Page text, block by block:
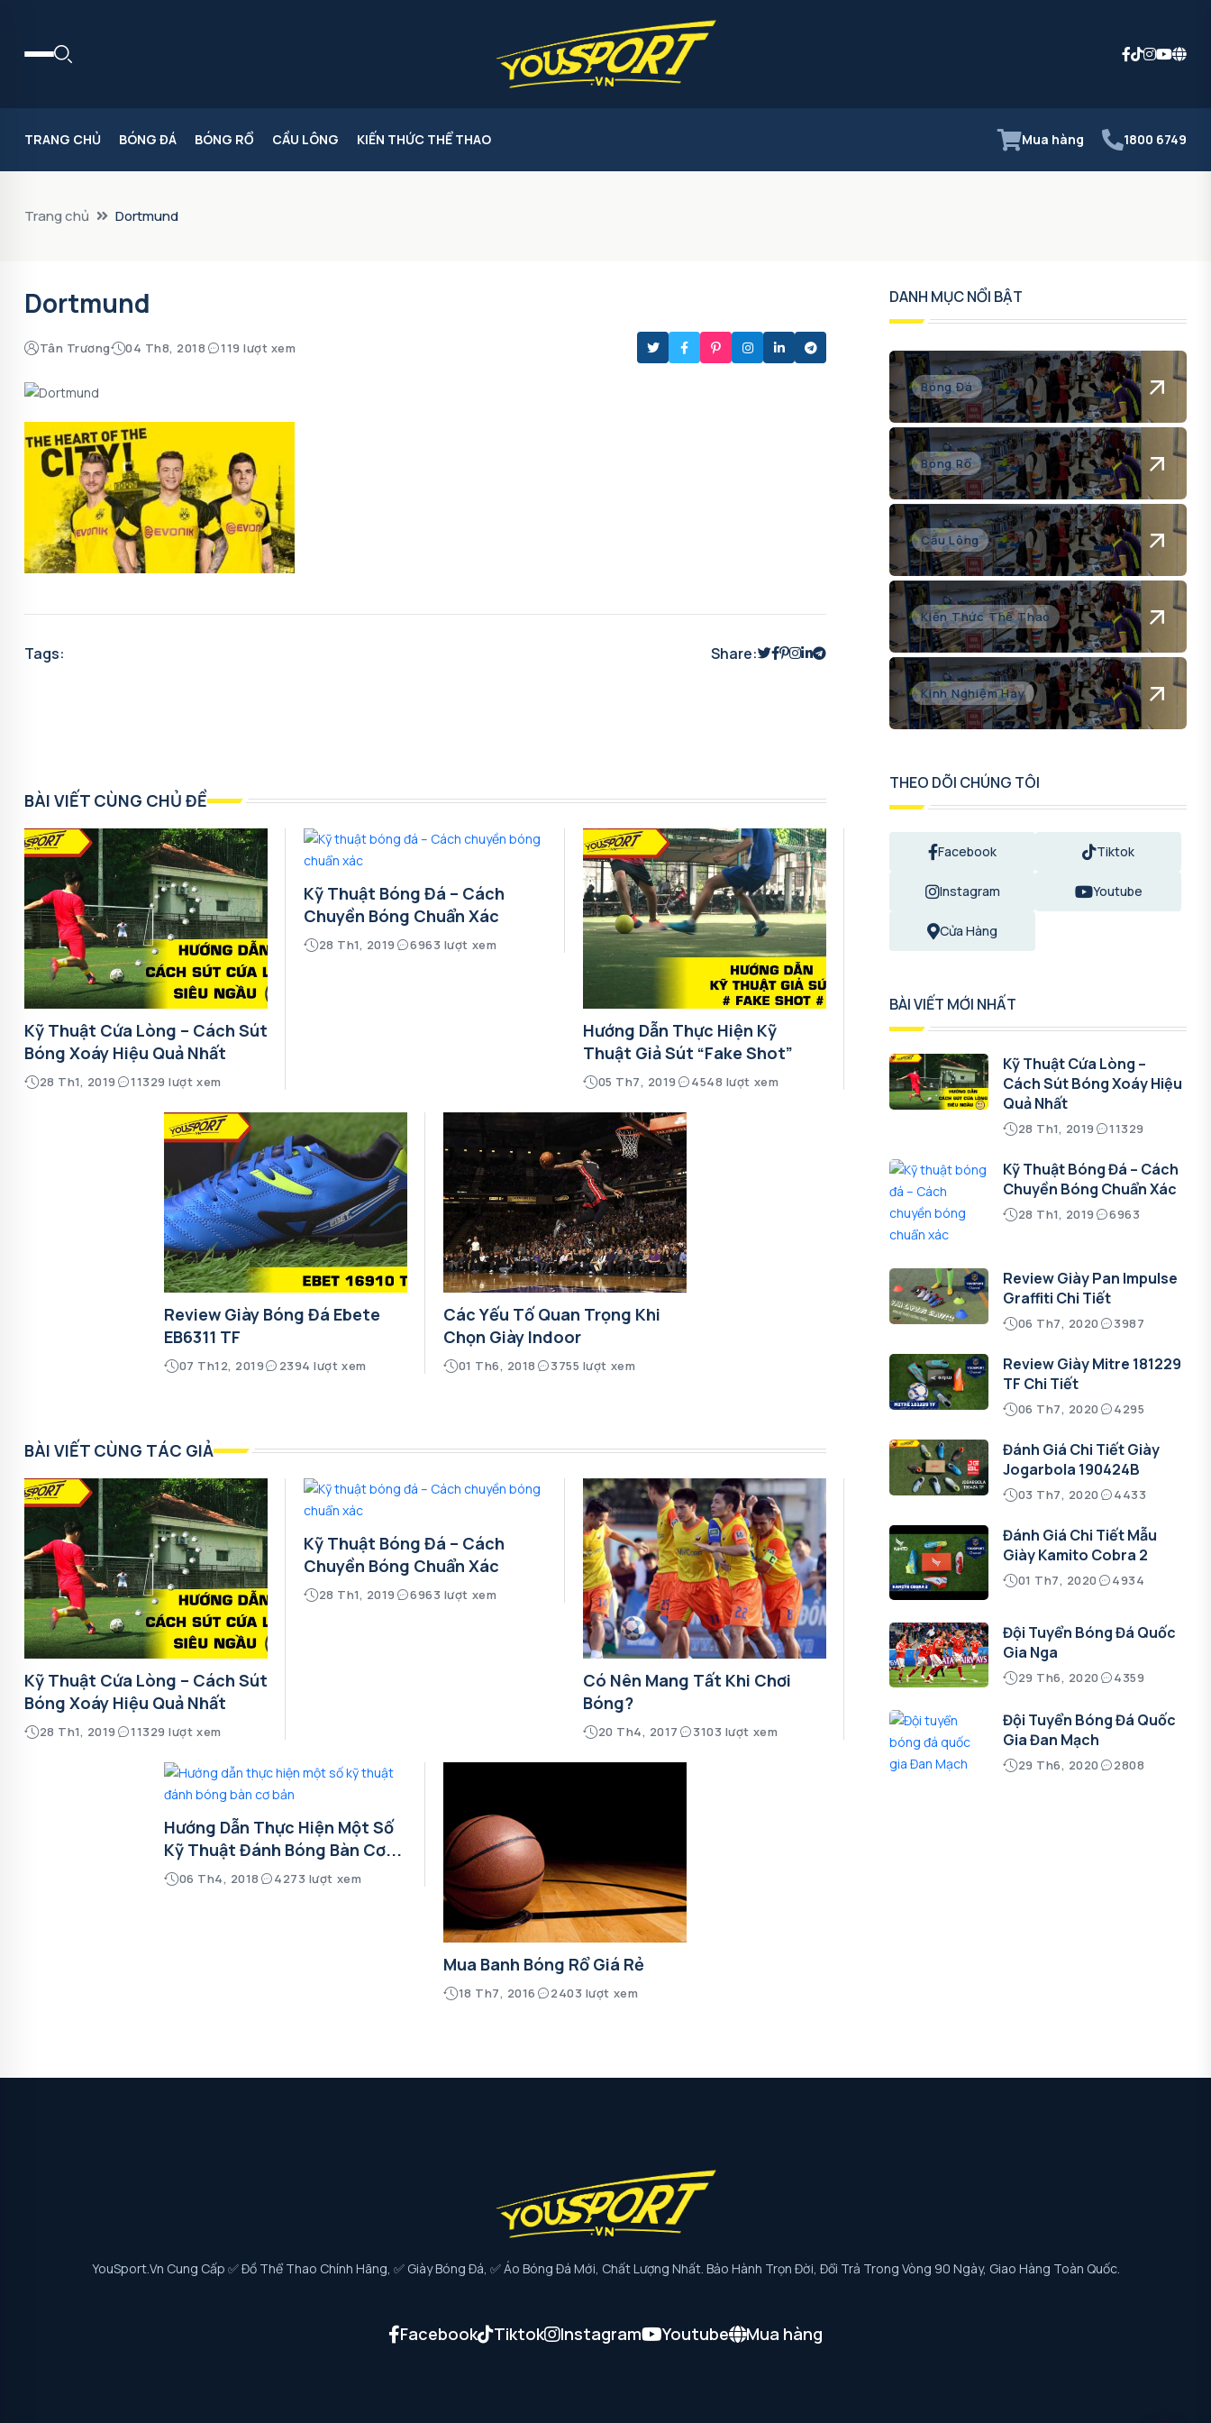
TRANG CHỦ BÓNG ĐÁ BÓNG RỔ CẦU LÔNG KIẾN THỨC THỂ THAO Mua hàng 1800 6749
Trang chủ Dortmund
Dortmund
Tân Trương 04 Th8, 2018 119 lượt xem
Tags: Share:
BÀI VIẾT CÙNG CHỦ ĐỀ
Kỹ Thuật Cứa Lòng – Cách Sút
Bóng Xoáy Hiệu Quả Nhất
28 Th1, 2019 11329 lượt xem
Kỹ Thuật Bóng Đá – Cách
Chuyền Bóng Chuẩn Xác
28 Th1, 2019 6963 lượt xem
Hướng Dẫn Thực Hiện Kỹ
Thuật Giả Sút “Fake Shot”
05 Th7, 2019 4548 lượt xem
Review Giày Bóng Đá Ebete
EB6311 TF
07 Th12, 2019 2394 lượt xem
Các Yếu Tố Quan Trọng Khi
Chọn Giày Indoor
01 Th6, 2018 3755 lượt xem
BÀI VIẾT CÙNG TÁC GIẢ
Kỹ Thuật Cứa Lòng – Cách Sút
Bóng Xoáy Hiệu Quả Nhất
28 Th1, 2019 11329 lượt xem
Kỹ Thuật Bóng Đá – Cách
Chuyền Bóng Chuẩn Xác
28 Th1, 2019 6963 lượt xem
Có Nên Mang Tất Khi Chơi
Bóng?
20 Th4, 2017 3103 lượt xem
Hướng Dẫn Thực Hiện Một Số
Kỹ Thuật Đánh Bóng Bàn Cơ...
06 Th4, 2018 4273 lượt xem
Mua Banh Bóng Rổ Giá Rẻ
18 Th7, 2016 2403 lượt xem
DANH MỤC NỔI BẬT
Bóng Đá
Bóng Rổ
Cầu Lông
Kiến Thức Thể Thao
Kinh Nghiệm Hay
THEO DÕI CHÚNG TÔI
Facebook Tiktok
Instagram Youtube
Cửa Hàng
BÀI VIẾT MỚI NHẤT
Kỹ Thuật Cứa Lòng –
Cách Sút Bóng Xoáy Hiệu
Quả Nhất
28 Th1, 2019 11329
Kỹ Thuật Bóng Đá – Cách
Chuyền Bóng Chuẩn Xác
28 Th1, 2019 6963
Review Giày Pan Impulse
Graffiti Chi Tiết
06 Th7, 2020 3987
Review Giày Mitre 181229
TF Chi Tiết
06 Th7, 2020 4295
Đánh Giá Chi Tiết Giày
Jogarbola 190424B
03 Th7, 2020 4433
Đánh Giá Chi Tiết Mẫu
Giày Kamito Cobra 2
01 Th7, 2020 4934
Đội Tuyển Bóng Đá Quốc
Gia Nga
29 Th6, 2020 4359
Đội Tuyển Bóng Đá Quốc
Gia Đan Mạch
29 Th6, 2020 2808
YouSport.vn Cung Cấp ✅ Đồ Thể Thao Chính Hãng, ✅ Giày Bóng Đá, ✅ Áo Bóng Đá Mới, Chất Lượng Nhất. Bảo Hành Trọn Đời, Đổi Trả Trong Vòng 90 Ngày, Giao Hàng Toàn Quốc.
Facebook Tiktok Instagram Youtube Mua hàng